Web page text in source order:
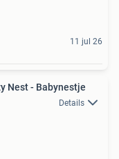
11 jul 26
Nest - Babynestje
Details